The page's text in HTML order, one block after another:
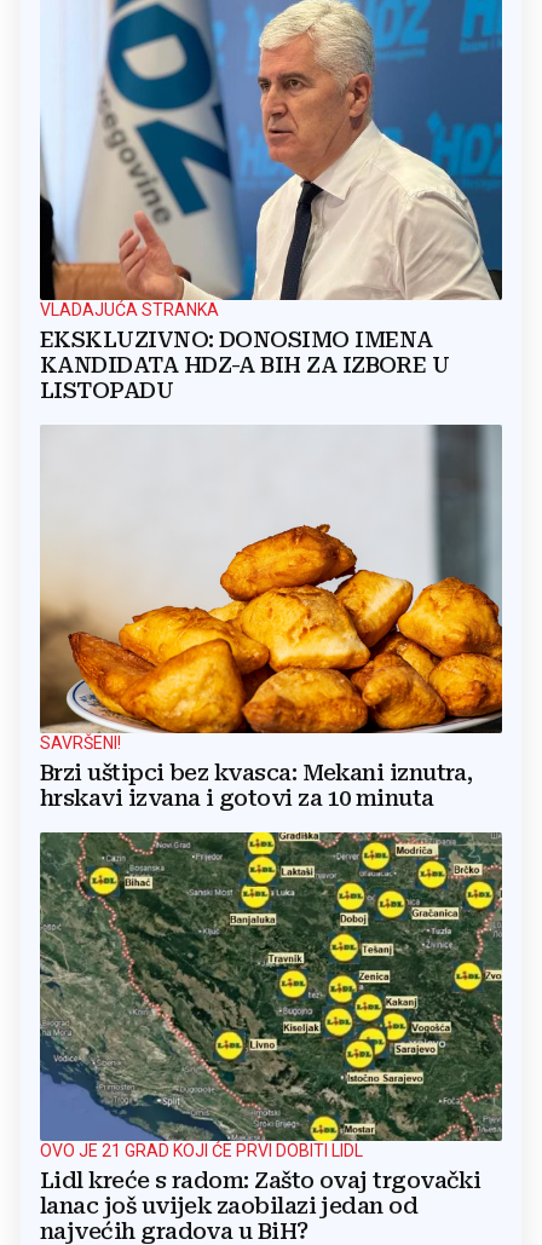
VLADAJUĆA STRANKA
EKSKLUZIVNO: DONOSIMO IMENA
KANDIDATA HDZ-A BIH ZA IZBORE U
LISTOPADU
SAVRŠENI!
Brzi uštipci bez kvasca: Mekani iznutra,
hrskavi izvana i gotovi za 10 minuta
OVO JE 21 GRAD KOJI ĆE PRVI DOBITI LIDL
Lidl kreće s radom: Zašto ovaj trgovački
lanac još uvijek zaobilazi jedan od
najvećih gradova u BiH?